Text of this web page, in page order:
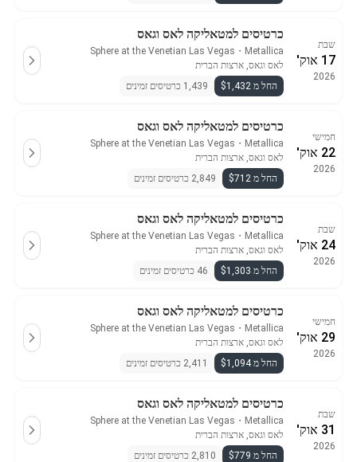
שבת
17 אוק'
2026
כרטיסים למטאליקה לאס וגאס
Metallica
・
Sphere at the Venetian Las Vegas
לאס וגאס, ארצות הברית
החל מ $1,432
1,439 כרטיסים זמינים
חמישי
22 אוק'
2026
כרטיסים למטאליקה לאס וגאס
Metallica
・
Sphere at the Venetian Las Vegas
לאס וגאס, ארצות הברית
החל מ $712
2,849 כרטיסים זמינים
שבת
24 אוק'
2026
כרטיסים למטאליקה לאס וגאס
Metallica
・
Sphere at the Venetian Las Vegas
לאס וגאס, ארצות הברית
החל מ $1,303
46 כרטיסים זמינים
חמישי
29 אוק'
2026
כרטיסים למטאליקה לאס וגאס
Metallica
・
Sphere at the Venetian Las Vegas
לאס וגאס, ארצות הברית
החל מ $1,094
2,411 כרטיסים זמינים
שבת
31 אוק'
2026
כרטיסים למטאליקה לאס וגאס
Metallica
・
Sphere at the Venetian Las Vegas
לאס וגאס, ארצות הברית
החל מ $779
2,810 כרטיסים זמינים